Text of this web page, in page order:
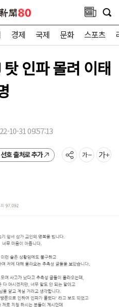
경제 국제 문화 스포츠
인파 몰려 이태
10-31 09:57:13
호 출처로 추가